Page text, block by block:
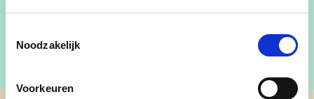
Noodzakelijk
Voorkeuren
Meer info:http://gooik.cdenv.be/